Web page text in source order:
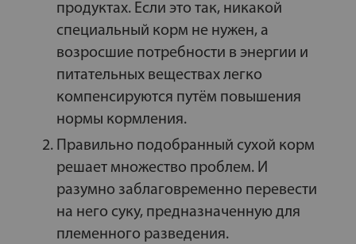
продуктах. Если это так, никакой
специальный корм не нужен, а
возросшие потребности в энергии и
питательных веществах легко
компенсируются путём повышения
нормы кормления.
Правильно подобранный сухой корм
решает множество проблем. И
разумно заблаговременно перевести
на него суку, предназначенную для
племенного разведения.